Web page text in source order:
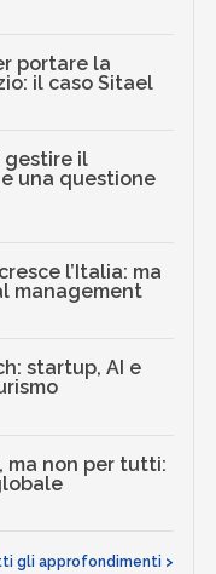
portare la
il caso Sitael
gestire il
una questione
l’Italia: ma
management
startup, AI e
ma non per tutti:
gli approfondimenti >